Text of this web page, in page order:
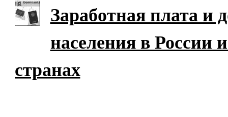
Заработная плата и
населения в России
странах